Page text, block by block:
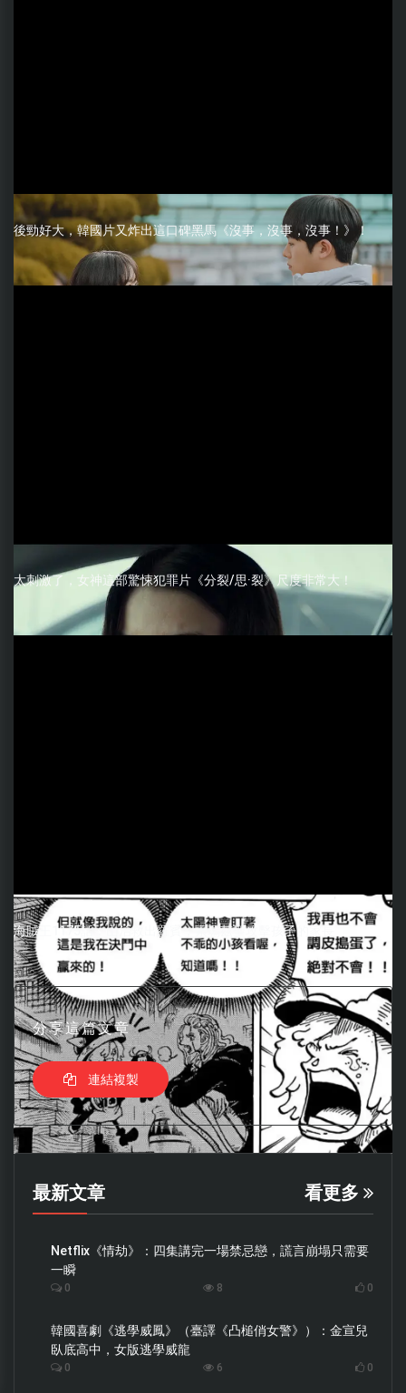
後勁好大，韓國片又炸出這口碑黑馬《沒事，沒事，沒事！》！
太刺激了，女神這部驚悚犯罪片《分裂/思·裂》尺度非常大！
海賊王1175話：山治救出羅賓，索瑪茲聖攻擊孩子的家長
分享這篇文章
連結複製
最新文章 看更多
Netflix《情劫》：四集講完一場禁忌戀，謊言崩塌只需要
一瞬
0 8 0
韓國喜劇《逃學威鳳》（臺譯《凸槌俏女警》）：金宣兒
臥底高中，女版逃學威龍
0 6 0